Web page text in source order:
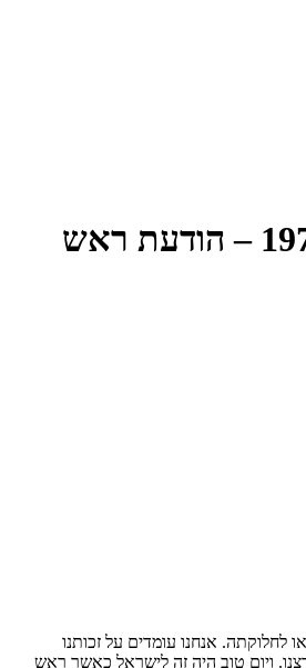
הישיבה המאה-ותשעים-וארבע של הכנסת השביעית – יום רביעי ט״ז סיון תשל״א 9 יוני 1971 – הודעת ראש
לחלוקתה. אנחנו עומדים על זכותנו
ויום טוב היה זה לישראל כאשר ראש